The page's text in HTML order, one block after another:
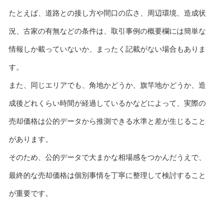
たとえば、道路との接し方や間口の広さ、周辺環境、造成状
況、古家の有無などの条件は、取引事例の概要欄には簡単な
情報しか載っていないか、まったく記載がない場合もありま
す。
また、同じエリアでも、角地かどうか、旗竿地かどうか、造
成後どれくらい時間が経過しているかなどによって、実際の
売却価格は公的データから推測できる水準と差が生じること
があります。
そのため、公的データで大まかな相場感をつかんだうえで、
最終的な売却価格は個別事情を丁寧に整理して検討すること
が重要です。